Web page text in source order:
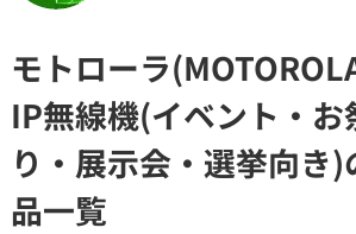
モトローラ
IP無線機(イベント・お
り・展示会・選挙向き)
品一覧